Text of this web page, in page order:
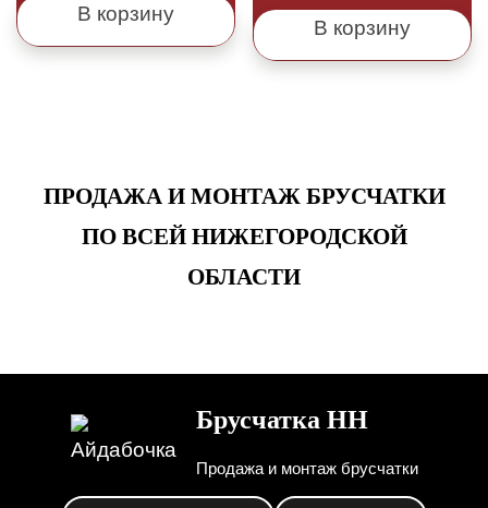
В корзину
В корзину
ПРОДАЖА И МОНТАЖ БРУСЧАТКИ
ПО ВСЕЙ НИЖЕГОРОДСКОЙ
ОБЛАСТИ
Брусчатка НН
Продажа и монтаж брусчатки